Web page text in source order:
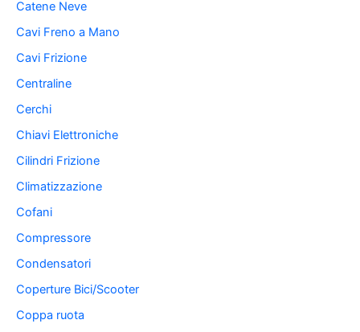
Catene Neve
Cavi Freno a Mano
Cavi Frizione
Centraline
Cerchi
Chiavi Elettroniche
Cilindri Frizione
Climatizzazione
Cofani
Compressore
Condensatori
Coperture Bici/Scooter
Coppa ruota